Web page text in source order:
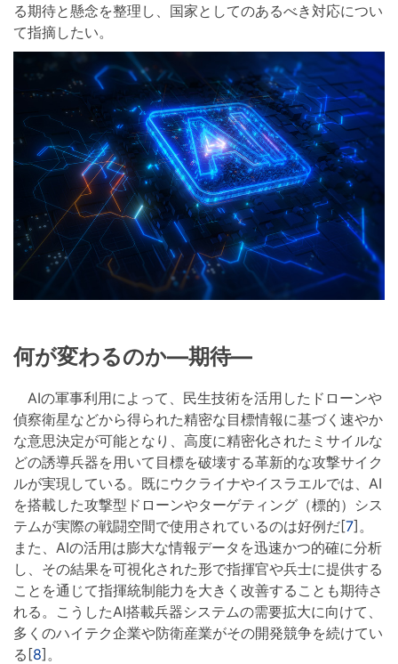
る期待と懸念を整理し、国家としてのあるべき対応につい
て指摘したい。
何が変わるのか―期待―
AIの軍事利用によって、民生技術を活用したドローンや
偵察衛星などから得られた精密な目標情報に基づく速やか
な意思決定が可能となり、高度に精密化されたミサイルな
どの誘導兵器を用いて目標を破壊する革新的な攻撃サイク
ルが実現している。既にウクライナやイスラエルでは、AI
を搭載した攻撃型ドローンやターゲティング（標的）シス
テムが実際の戦闘空間で使用されているのは好例だ[7]。
また、AIの活用は膨大な情報データを迅速かつ的確に分析
し、その結果を可視化された形で指揮官や兵士に提供する
ことを通じて指揮統制能力を大きく改善することも期待さ
れる。こうしたAI搭載兵器システムの需要拡大に向けて、
多くのハイテク企業や防衛産業がその開発競争を続けてい
る[8]。